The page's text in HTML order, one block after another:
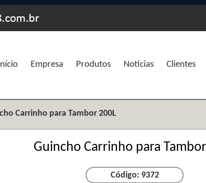
Empresa Produtos Notícias Clientes
Carrinho para Tambor 200L
Guincho Carrinho para
Código: 9372